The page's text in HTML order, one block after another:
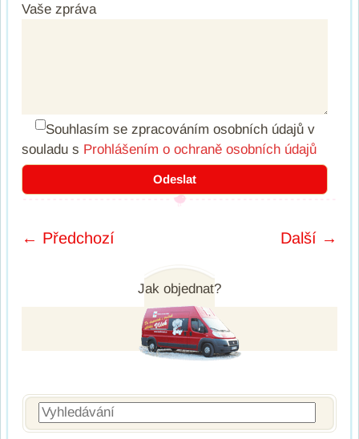
Vaše zpráva
Souhlasím se zpracováním osobních údajů v
souladu s Prohlášením o ochraně osobních údajů
← Předchozí Další →
Jak objednat?
Vyhledávání